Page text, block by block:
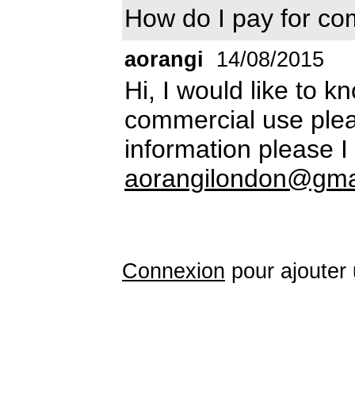
How do I pay for
aorangi 14/08/2015
Hi, I would like to
commercial use
information please
Connexion pour ajouter